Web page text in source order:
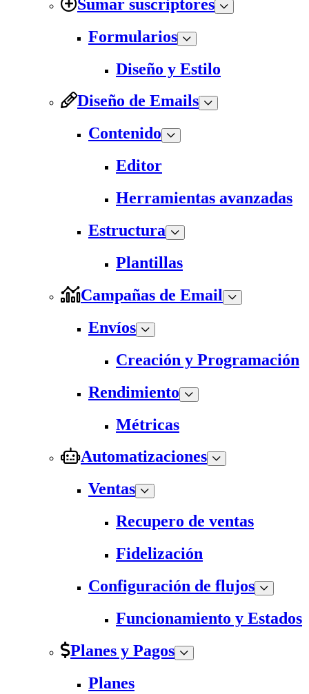
Sumar suscriptores
Formularios
Diseño y Estilo
Diseño de Emails
Contenido
Editor
Herramientas avanzadas
Estructura
Plantillas
Campañas de Email
Envíos
Creación y Programación
Rendimiento
Métricas
Automatizaciones
Ventas
Recupero de ventas
Fidelización
Configuración de flujos
Funcionamiento y Estados
Planes y Pagos
Planes